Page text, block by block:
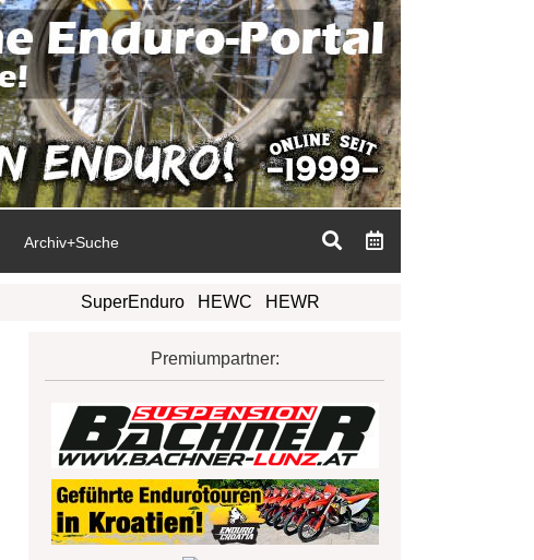
Archiv+Suche
SuperEnduro HEWC HEWR
Premiumpartner: